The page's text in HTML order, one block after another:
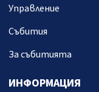
Управление
Събития
За събитията
ИНФОРМАЦИЯ